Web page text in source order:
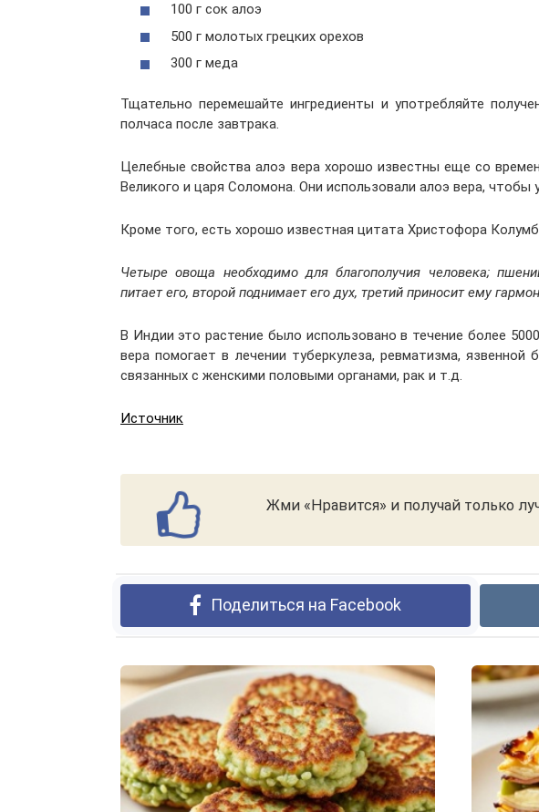
100 г сок алоэ
500 г молотых грецких орехов
300 г меда
Тщательно перемешайте ингредиенты и употребляйте
полчаса после завтрака.
Целебные свойства алоэ вера хорошо известны еще со
Великого и царя Соломона. Они использовали алоэ вера, чтобы
Кроме того, есть хорошо известная цитата Христофора
Четыре овоща необходимо для благополучия человека;п
питает его, второй поднимает его дух, третий приносит ему
В Индии это растение было использовано в течение более
вера помогает в лечении туберкулеза, ревматизма, язвенной
связанных с женскими половыми органами, рак и т.д.
Источник
Жми «Нравится» и получай только
Поделиться на Facebook